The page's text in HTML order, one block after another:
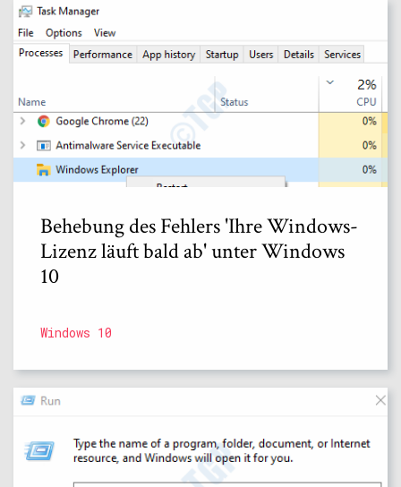
Behebung des Fehlers 'Ihre Windows-
Lizenz läuft bald ab' unter Windows
10
Windows 10